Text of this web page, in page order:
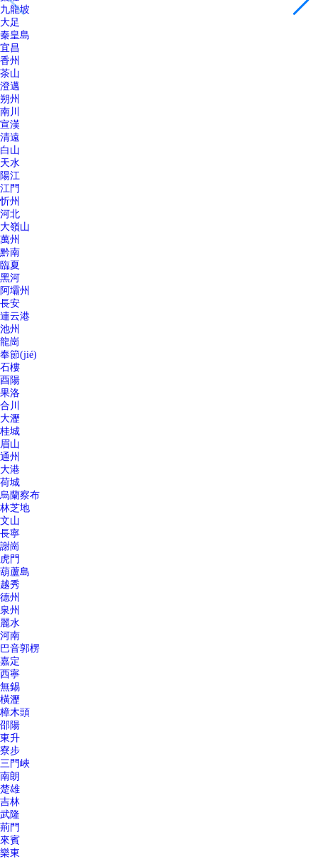
九龍坡
大足
秦皇島
宜昌
香州
茶山
澄邁
朔州
南川
宣漢
清遠
白山
天水
陽江
江門
忻州
河北
大嶺山
萬州
黔南
臨夏
黑河
阿壩州
長安
連云港
池州
龍崗
奉節(jié)
石樓
酉陽
果洛
合川
大瀝
桂城
眉山
通州
大港
荷城
烏蘭察布
林芝地
文山
長寧
謝崗
虎門
葫蘆島
越秀
德州
泉州
麗水
河南
巴音郭楞
嘉定
西寧
無錫
橫瀝
樟木頭
邵陽
東升
寮步
三門峽
南朗
楚雄
吉林
武隆
荊門
來賓
樂東